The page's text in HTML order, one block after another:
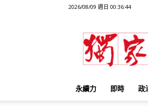
2026/08/09 週日 00:36:44
永續力 即時 政